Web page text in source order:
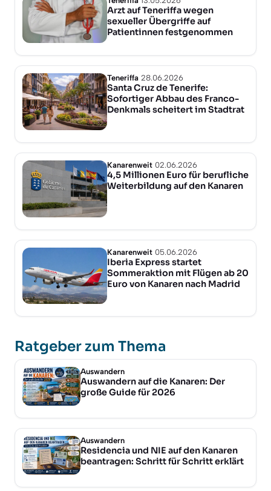
Arzt auf Teneriffa wegen
sexueller Übergriffe auf
Patientinnen festgenommen
Teneriffa 28.06.2026
Santa Cruz de Tenerife:
Sofortiger Abbau des Franco-
Denkmals scheitert im Stadtrat
Kanarenweit 02.06.2026
4,5 Millionen Euro für berufliche
Weiterbildung auf den Kanaren
Kanarenweit 05.06.2026
Iberia Express startet
Sommeraktion mit Flügen ab 20
Euro von Kanaren nach Madrid
Ratgeber zum Thema
Auswandern
Auswandern auf die Kanaren: Der
große Guide für 2026
Auswandern
Residencia und NIE auf den Kanaren
beantragen: Schritt für Schritt erklärt